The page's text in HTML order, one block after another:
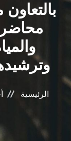
الرئيسية